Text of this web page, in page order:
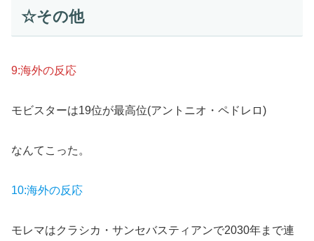
☆その他
9:海外の反応
モビスターは19位が最高位(アントニオ・ペドレロ)
なんてこった。
10:海外の反応
モレマはクラシカ・サンセバスティアンで2030年まで連